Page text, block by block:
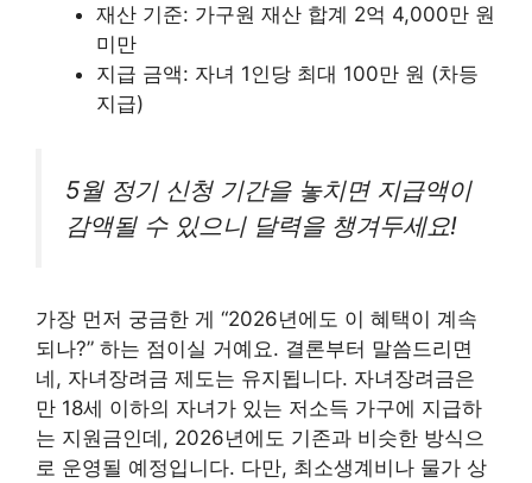
재산 기준: 가구원 재산 합계 2억 4,000만 원
미만
지급 금액: 자녀 1인당 최대 100만 원 (차등
지급)
5월 정기 신청 기간을 놓치면 지급액이
감액될 수 있으니 달력을 챙겨두세요!
가장 먼저 궁금한 게 “2026년에도 이 혜택이 계속
되나?” 하는 점이실 거예요. 결론부터 말씀드리면
네, 자녀장려금 제도는 유지됩니다. 자녀장려금은
만 18세 이하의 자녀가 있는 저소득 가구에 지급하
는 지원금인데, 2026년에도 기존과 비슷한 방식으
로 운영될 예정입니다. 다만, 최소생계비나 물가 상